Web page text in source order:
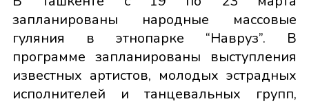
запланированы народные массовые
гуляния в этнопарке “Навруз”. В
программе запланированы выступления
известных артистов, молодых эстрадных
исполнителей и танцевальных групп,